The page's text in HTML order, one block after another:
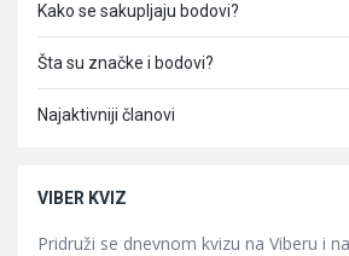
Kako se sakupljaju bodovi?
Šta su značke i bodovi?
Najaktivniji članovi
VIBER KVIZ
Pridruži se dnevnom kvizu na Viberu i